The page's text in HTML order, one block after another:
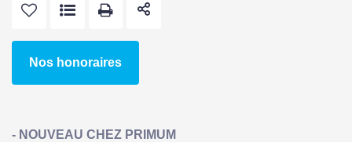
Nos honoraires
- NOUVEAU CHEZ PRIMUM